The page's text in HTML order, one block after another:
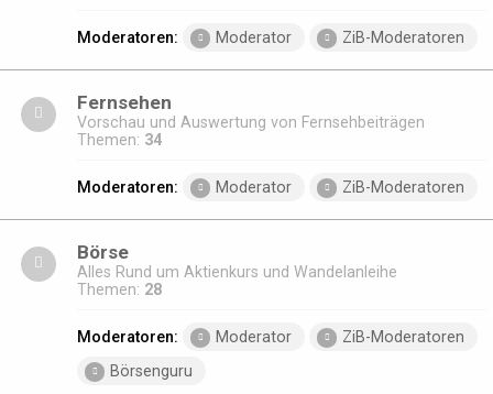
Moderatoren: Moderator ZiB-Moderatoren
Fernsehen
Vorschau und Auswertung von Fernsehbeiträgen
Themen: 34
Moderatoren: Moderator ZiB-Moderatoren
Börse
Alles Rund um Aktienkurs und Wandelanleihe
Themen: 28
Moderatoren: Moderator
ZiB-Moderatoren
Börsenguru